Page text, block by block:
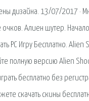
дизайна. 13/07/2017 ·
очков. Алиен шутер.
PC Игру Бесплатно. Alien
полную версию Alien
бесплатно без
скачать скины